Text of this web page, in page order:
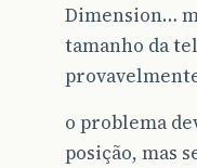
Dimension…
tamanho da
o problema
posição, mas